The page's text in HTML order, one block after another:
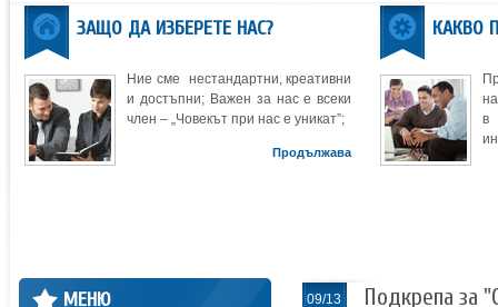
ЗАЩО ДА ИЗБЕРЕТЕ НАС?
Ние сме нестандартни, креативни
и достъпни; Важен за нас е всеки
член – „Човекът при нас е уникат”;
Продължава
КАКВО
в
09/13
Подкрепа за
МЕНЮ